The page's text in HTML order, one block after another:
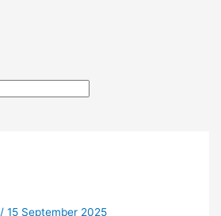
/15 September 2025